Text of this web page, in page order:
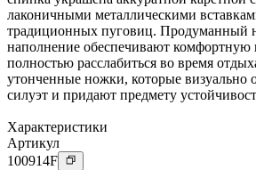
лаконичными металлическими
традиционных пуговиц. Продуманный
наполнение обеспечивают комфортную
полностью расслабиться во время
утонченные ножки, которые визуально
силуэт и придают предмету
Характеристики
Артикул
100914F